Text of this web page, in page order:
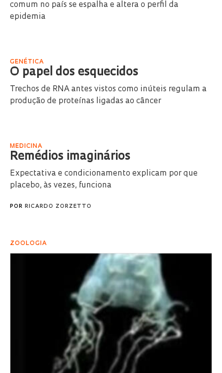
comum no país se espalha e altera o perfil da
epidemia
GENÉTICA
O papel dos esquecidos
Trechos de RNA antes vistos como inúteis regulam a
produção de proteínas ligadas ao câncer
MEDICINA
Remédios imaginários
Expectativa e condicionamento explicam por que
placebo, às vezes, funciona
POR RICARDO ZORZETTO
ZOOLOGIA